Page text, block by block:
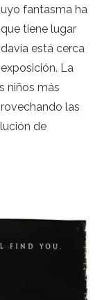
fantasma ha
tiene lugar
está cerca
La
niños más
las
de